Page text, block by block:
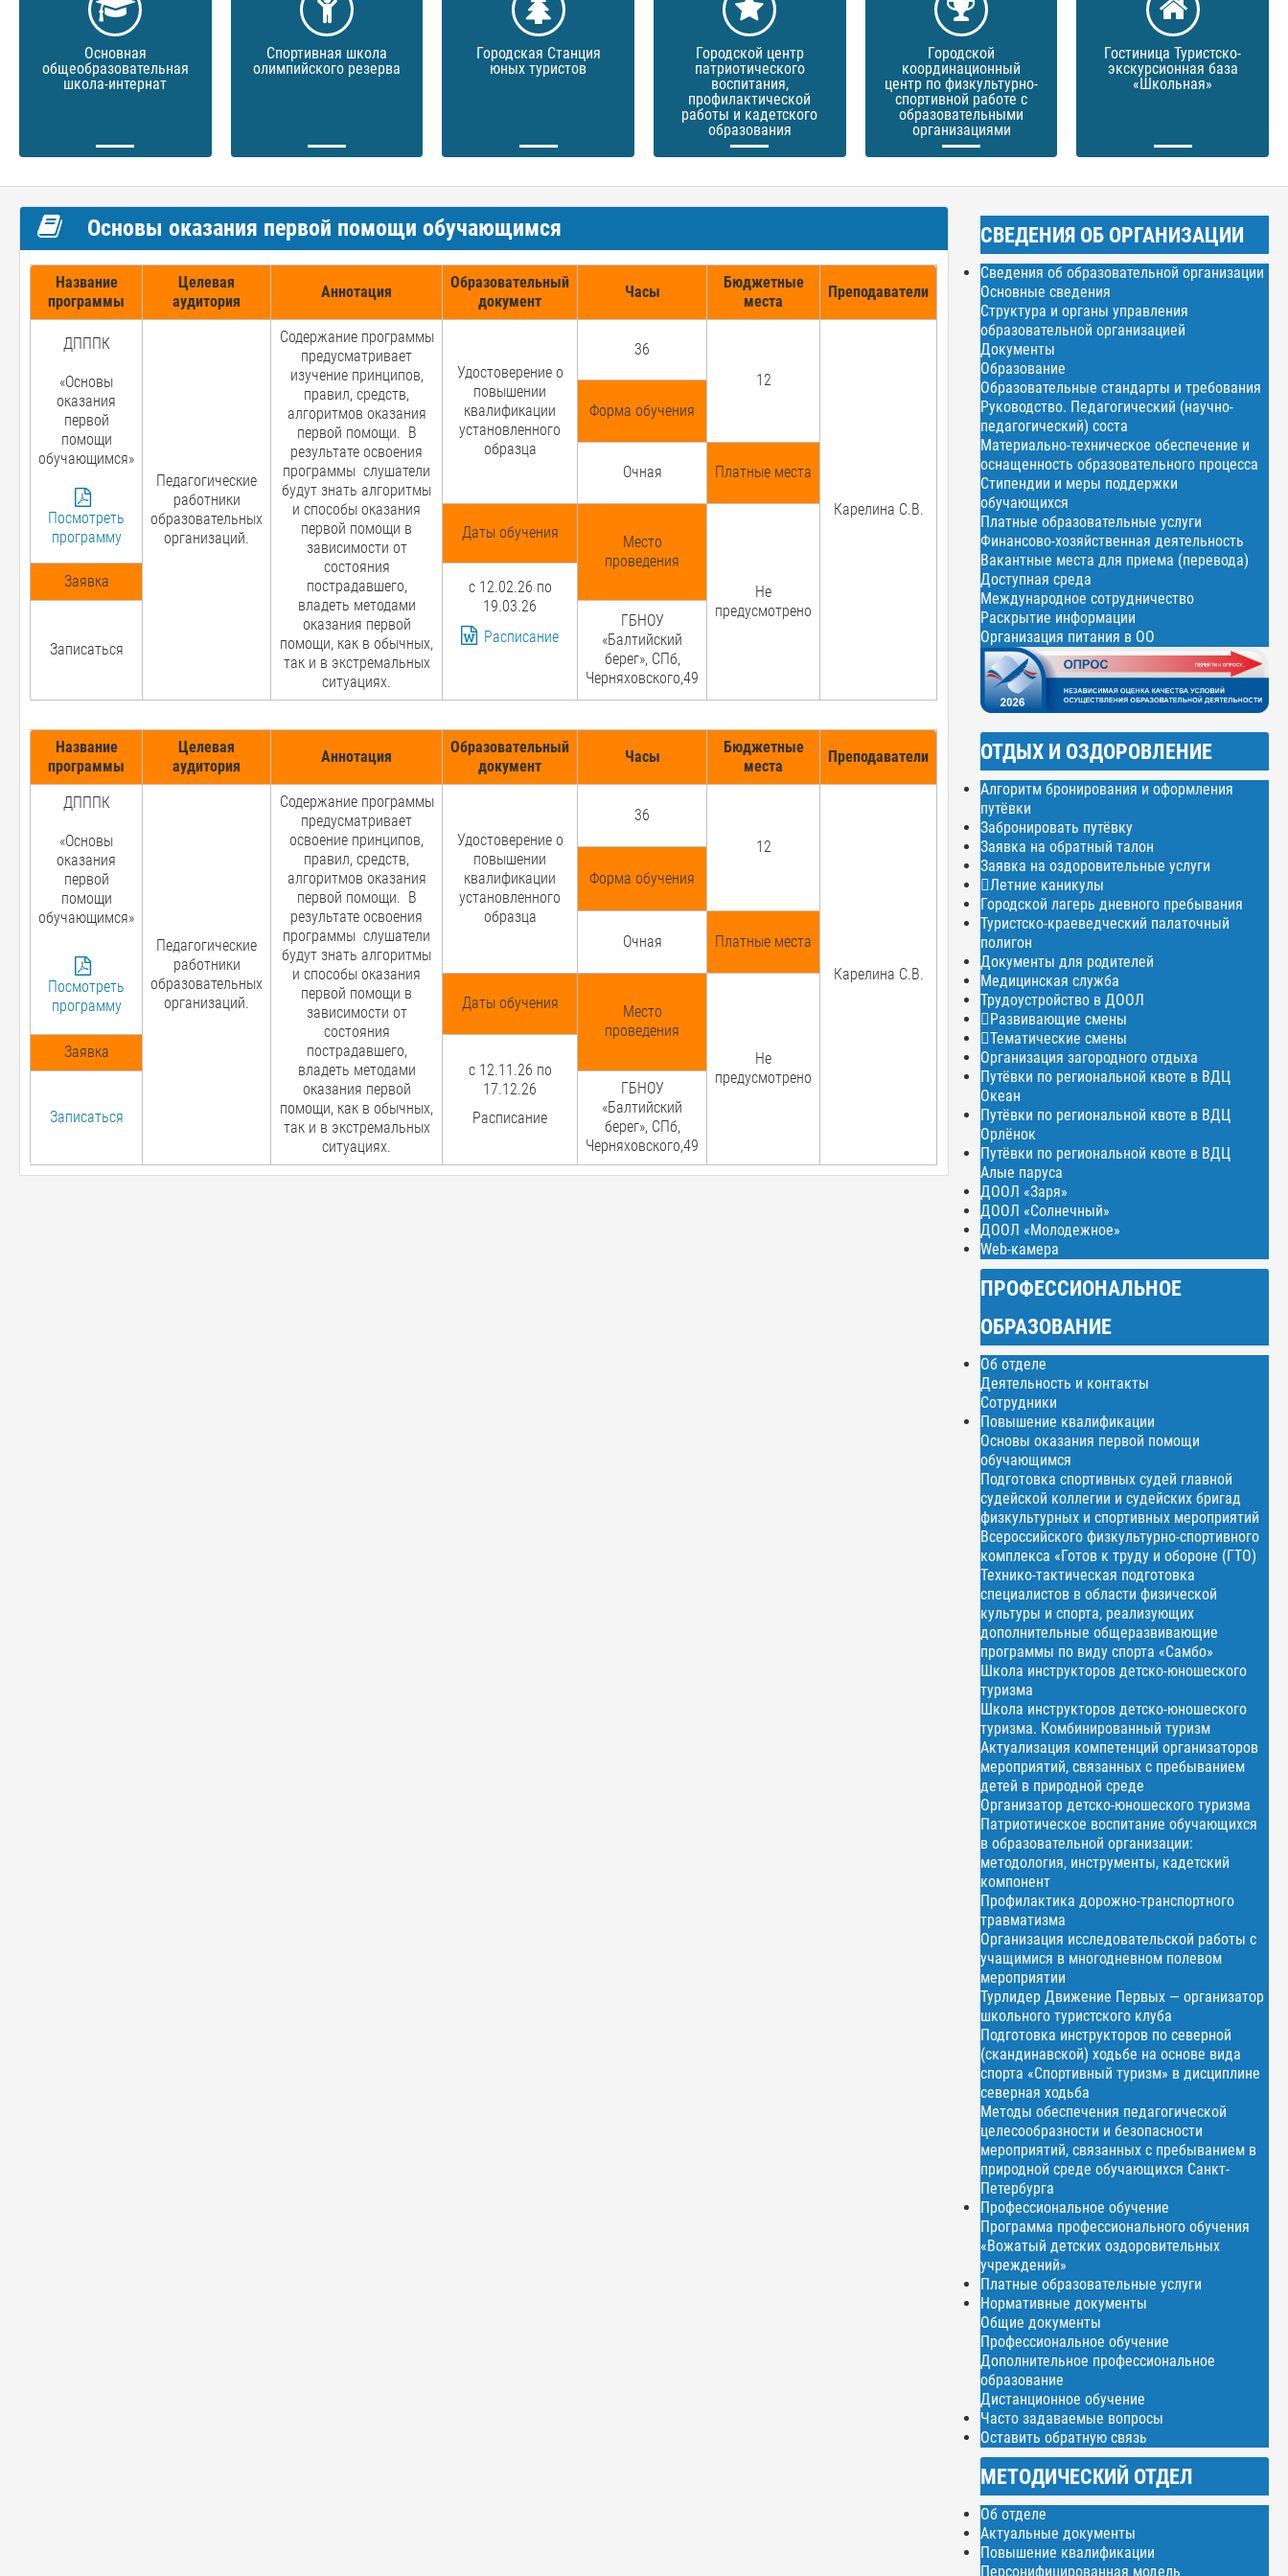
Основная
общеобразовательная
школа-интернат
Спортивная школа
олимпийского резерва
Городская Станция
юных туристов
Городской центр
патриотического
воспитания,
профилактической
работы и кадетского
образования
Городской
координационный
центр по физкультурно-
спортивной работе с
образовательными
организациями
Гостиница Туристско-
экскурсионная база
«Школьная»
Основы оказания первой помощи обучающимся
Название
программы
Целевая
аудитория
Аннотация
Образовательный
документ
Часы
Бюджетные
места
Преподаватели
ДПППК
«Основы
оказания
первой
помощи
обучающимся»
Посмотреть
программу
Педагогические
работники
образовательных
организаций.
Содержание программы
предусматривает
изучение принципов,
правил, средств,
алгоритмов оказания
первой помощи. В
результате освоения
программы слушатели
будут знать алгоритмы
и способы оказания
первой помощи в
зависимости от
состояния
пострадавшего,
владеть методами
оказания первой
помощи, как в обычных,
так и в экстремальных
ситуациях.
Удостоверение о
повышении
квалификации
установленного
образца
36
12
Карелина С.В.
Форма обучения
Очная Платные места
Даты обучения
Место
проведения
Не
предусмотрено
Заявка
с 12.02.26 по
19.03.26
Расписание
Записаться
ГБНОУ
«Балтийский
берег», СПб,
Черняховского,49
Название
программы
Целевая
аудитория
Аннотация
Образовательный
документ
Часы
Бюджетные
места
Преподаватели
ДПППК
«Основы
оказания
первой
помощи
обучающимся»
Посмотреть
программу
Педагогические
работники
образовательных
организаций.
Содержание программы
предусматривает
освоение принципов,
правил, средств,
алгоритмов оказания
первой помощи. В
результате освоения
программы слушатели
будут знать алгоритмы
и способы оказания
первой помощи в
зависимости от
состояния
пострадавшего,
владеть методами
оказания первой
помощи, как в обычных,
так и в экстремальных
ситуациях.
Удостоверение о
повышении
квалификации
установленного
образца
36
12
Карелина С.В.
Форма обучения
Очная Платные места
Даты обучения
Место
проведения
Не
предусмотрено
Заявка
с 12.11.26 по
17.12.26
Расписание
Записаться
ГБНОУ
«Балтийский
берег», СПб,
Черняховского,49
СВЕДЕНИЯ ОБ ОРГАНИЗАЦИИ
Сведения об образовательной организации
Основные сведения
Структура и органы управления
образовательной организацией
Документы
Образование
Образовательные стандарты и требования
Руководство. Педагогический (научно-
педагогический) соста
Материально-техническое обеспечение и
оснащенность образовательного процесса
Стипендии и меры поддержки
обучающихся
Платные образовательные услуги
Финансово-хозяйственная деятельность
Вакантные места для приема (перевода)
Доступная среда
Международное сотрудничество
Раскрытие информации
Организация питания в ОО
ОТДЫХ И ОЗДОРОВЛЕНИЕ
Алгоритм бронирования и оформления
путёвки
Забронировать путёвку
Заявка на обратный талон
Заявка на оздоровительные услуги
Летние каникулы
Городской лагерь дневного пребывания
Туристско-краеведческий палаточный
полигон
Документы для родителей
Медицинская служба
Трудоустройство в ДООЛ
Развивающие смены
Тематические смены
Организация загородного отдыха
Путёвки по региональной квоте в ВДЦ
Океан
Путёвки по региональной квоте в ВДЦ
Орлёнок
Путёвки по региональной квоте в ВДЦ
Алые паруса
ДООЛ «Заря»
ДООЛ «Солнечный»
ДООЛ «Молодежное»
Web-камера
ПРОФЕССИОНАЛЬНОЕ
ОБРАЗОВАНИЕ
Об отделе
Деятельность и контакты
Сотрудники
Повышение квалификации
Основы оказания первой помощи
обучающимся
Подготовка спортивных судей главной
судейской коллегии и судейских бригад
физкультурных и спортивных мероприятий
Всероссийского физкультурно-спортивного
комплекса «Готов к труду и обороне (ГТО)
Технико-тактическая подготовка
специалистов в области физической
культуры и спорта, реализующих
дополнительные общеразвивающие
программы по виду спорта «Самбо»
Школа инструкторов детско-юношеского
туризма
Школа инструкторов детско-юношеского
туризма. Комбинированный туризм
Актуализация компетенций организаторов
мероприятий, связанных с пребыванием
детей в природной среде
Организатор детско-юношеского туризма
Патриотическое воспитание обучающихся
в образовательной организации:
методология, инструменты, кадетский
компонент
Профилактика дорожно-транспортного
травматизма
Организация исследовательской работы с
учащимися в многодневном полевом
мероприятии
Турлидер Движение Первых — организатор
школьного туристского клуба
Подготовка инструкторов по северной
(скандинавской) ходьбе на основе вида
спорта «Спортивный туризм» в дисциплине
северная ходьба
Методы обеспечения педагогической
целесообразности и безопасности
мероприятий, связанных с пребыванием в
природной среде обучающихся Санкт-
Петербурга
Профессиональное обучение
Программа профессионального обучения
«Вожатый детских оздоровительных
учреждений»
Платные образовательные услуги
Нормативные документы
Общие документы
Профессиональное обучение
Дополнительное профессиональное
образование
Дистанционное обучение
Часто задаваемые вопросы
Оставить обратную связь
МЕТОДИЧЕСКИЙ ОТДЕЛ
Об отделе
Актуальные документы
Повышение квалификации
Персонифицированная модель